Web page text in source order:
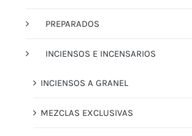
PREPARADOS
INCIENSOS E INCENSARIOS
INCIENSOS A GRANEL
MEZCLAS EXCLUSIVAS